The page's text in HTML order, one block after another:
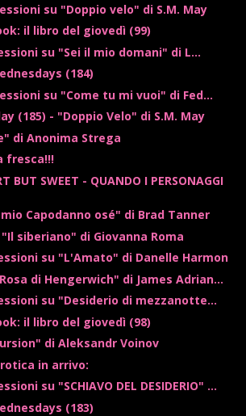
su "Doppio velo" di S.M. May
il libro del giovedì (99)
su "Sei il mio domani" di L...
(184)
su "Come tu mi vuoi" di Fed...
(185) - "Doppio Velo" di S.M. May
di Anonima Strega
fresca!!!
BUT SWEET - QUANDO I PERSONAGGI
Capodanno osé" di Brad Tanner
siberiano" di Giovanna Roma
su "L'Amato" di Danelle Harmon
di Hengerwich" di James Adrian...
su "Desiderio di mezzanotte...
il libro del giovedì (98)
di Aleksandr Voinov
in arrivo:
su "SCHIAVO DEL DESIDERIO" ...
(183)